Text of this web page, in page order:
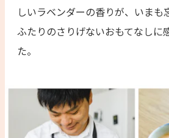
しいラベンダーの香りが、いまも
ふたりのさりげないおもてなしに
た。